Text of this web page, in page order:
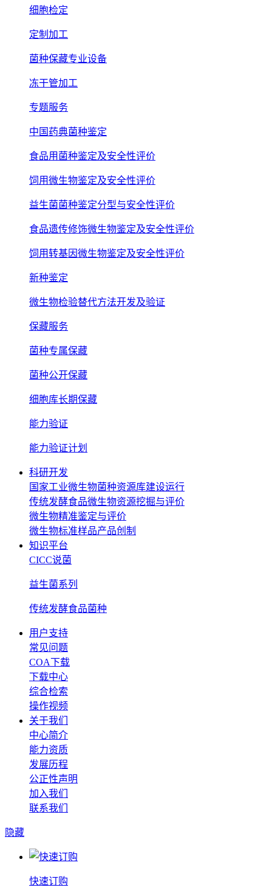
细胞检定
定制加工
菌种保藏专业设备
冻干管加工
专题服务
中国药典菌种鉴定
食品用菌种鉴定及安全性评价
饲用微生物鉴定及安全性评价
益生菌菌种鉴定分型与安全性评价
食品遗传修饰微生物鉴定及安全性评价
饲用转基因微生物鉴定及安全性评价
新种鉴定
微生物检验替代方法开发及验证
保藏服务
菌种专属保藏
菌种公开保藏
细胞库长期保藏
能力验证
能力验证计划
科研开发
国家工业微生物菌种资源库建设运行
传统发酵食品微生物资源挖掘与评价
微生物精准鉴定与评价
微生物标准样品产品创制
知识平台
CICC说菌
益生菌系列
传统发酵食品菌种
用户支持
常见问题
COA下载
下载中心
综合检索
操作视频
关于我们
中心简介
能力资质
发展历程
公正性声明
加入我们
联系我们
隐藏
快速订购